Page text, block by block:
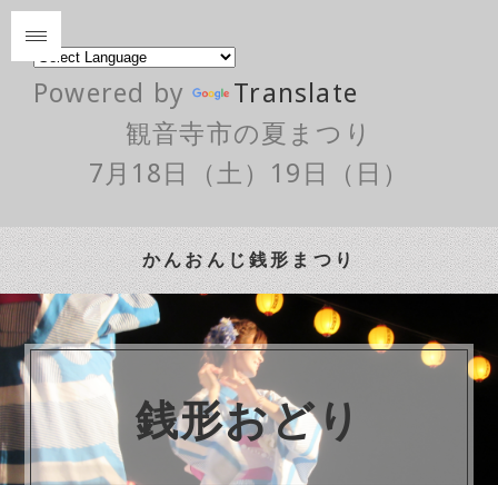
Powered by
Translate
観音寺市の夏まつり
7月18日（土）19日（日）
かんおんじ銭形まつり
銭形おどり